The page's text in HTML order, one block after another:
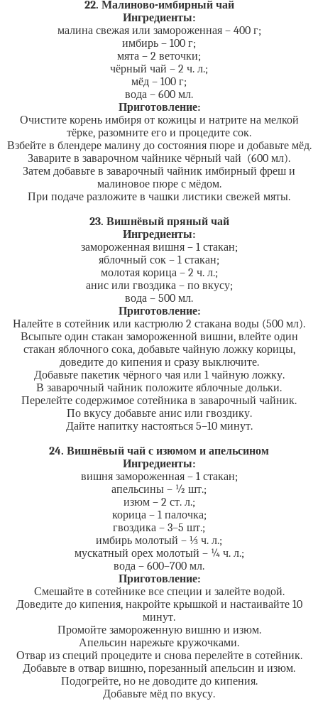
22. Малиново-имбирный чай
Ингредиенты:
малина свежая или замороженная – 400 г;
имбирь – 100 г;
мята – 2 веточки;
чёрный чай – 2 ч. л.;
мёд – 100 г;
вода – 600 мл.
Приготовление:
Очистите корень имбиря от кожицы и натрите на мелкой
тёрке, разомните его и процедите сок.
Взбейте в блендере малину до состояния пюре и добавьте мёд.
Заварите в заварочном чайнике чёрный чай (600 мл).
Затем добавьте в заварочный чайник имбирный фреш и
малиновое пюре с мёдом.
При подаче разложите в чашки листики свежей мяты.
23. Вишнёвый пряный чай
Ингредиенты:
замороженная вишня – 1 стакан;
яблочный сок – 1 стакан;
молотая корица – 2 ч. л.;
анис или гвоздика – по вкусу;
вода – 500 мл.
Приготовление:
Налейте в сотейник или кастрюлю 2 стакана воды (500 мл).
Всыпьте один стакан замороженной вишни, влейте один
стакан яблочного сока, добавьте чайную ложку корицы,
доведите до кипения и сразу выключите.
Добавьте пакетик чёрного чая или 1 чайную ложку.
В заварочный чайник положите яблочные дольки.
Перелейте содержимое сотейника в заварочный чайник.
По вкусу добавьте анис или гвоздику.
Дайте напитку настояться 5–10 минут.
24. Вишнёвый чай с изюмом и апельсином
Ингредиенты:
вишня замороженная – 1 стакан;
апельсины – ½ шт.;
изюм – 2 ст. л.;
корица – 1 палочка;
гвоздика – 3–5 шт.;
имбирь молотый – ⅓ ч. л.;
мускатный орех молотый – ¼ ч. л.;
вода – 600–700 мл.
Приготовление:
Смешайте в сотейнике все специи и залейте водой.
Доведите до кипения, накройте крышкой и настаивайте 10
минут.
Промойте замороженную вишню и изюм.
Апельсин нарежьте кружочками.
Отвар из специй процедите и снова перелейте в сотейник.
Добавьте в отвар вишню, порезанный апельсин и изюм.
Подогрейте, но не доводите до кипения.
Добавьте мёд по вкусу.